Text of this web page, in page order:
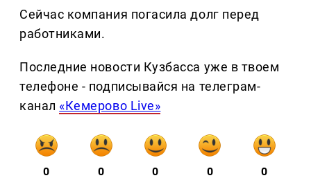
Сейчас компания погасила долг перед
работниками.
Последние новости Кузбасса уже в твоем
телефоне - подписывайся на телеграм-
канал «Кемерово Live»
0 0 0 0 0